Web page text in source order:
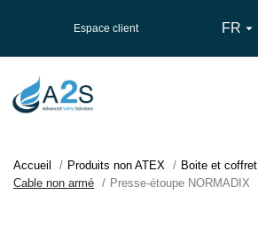
Espace client FR 
Accueil Produits non ATEX Boite et coffret
Cable non armé
Presse-étoupe NORMADIX